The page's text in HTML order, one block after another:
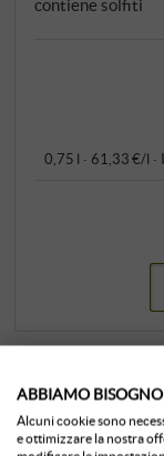
contiene solfiti
0,75 l · 61,33 €/l ·
ABBIAMO
Alcuni cookie sono
e ottimizzare la nostra